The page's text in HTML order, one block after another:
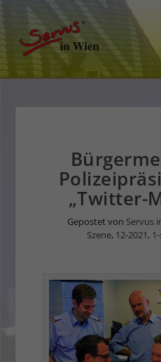
„Twitter-
Gepostet von Servus
Szene, 12-2021,